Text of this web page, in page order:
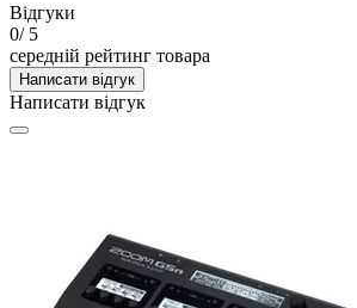
Відгуки
0/ 5
середній рейтинг товара
Написати відгук
Написати відгук